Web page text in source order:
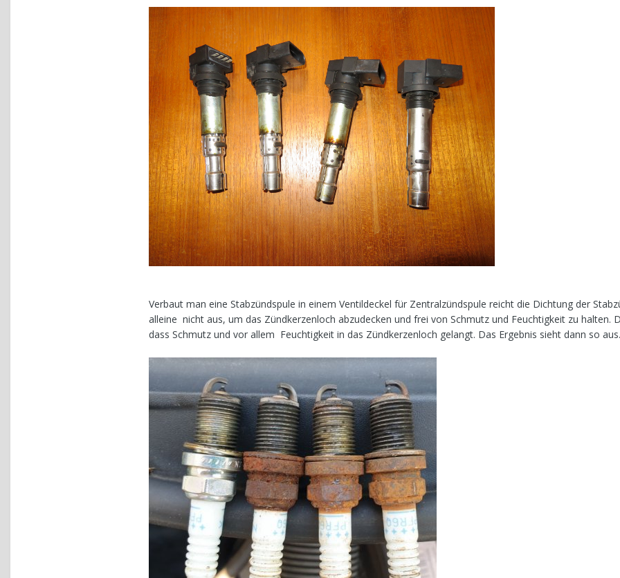
Verbaut man eine Stabzündspule in einem Ventildeckel für Zentralzündspule reicht die Dichtung der
alleine nicht aus, um das Zündkerzenloch abzudecken und frei von Schmutz und Feuchtigkeit zu halten.
dass Schmutz und vor allem Feuchtigkeit in das Zündkerzenloch gelangt. Das Ergebnis sieht dann so aus.